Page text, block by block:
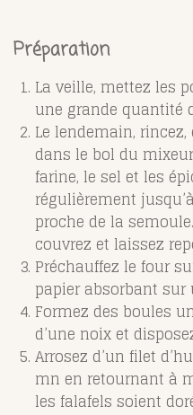
Préparation
La veille, mettez les
une grande quantité
Le lendemain,
dans le bol du
farine, le sel et les
régulièrement
proche de la
couvrez et laissez
Préchauffez le four
papier absorbant sur
Formez des boules
d’une noix et
Arrosez d’un filet
mn en retournant à
les falafels soient